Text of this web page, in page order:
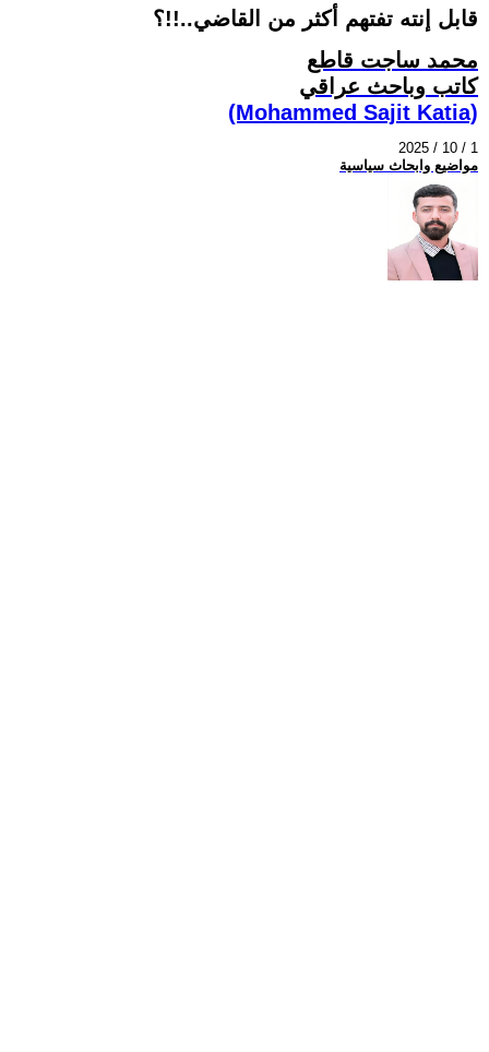
قابل إنته تفتهم أكثر من القاضي..!!؟
محمد ساجت قاطع
كاتب وباحث عراقي
(Mohammed Sajit Katia)
2025 / 10 / 1
مواضيع وابحاث سياسية